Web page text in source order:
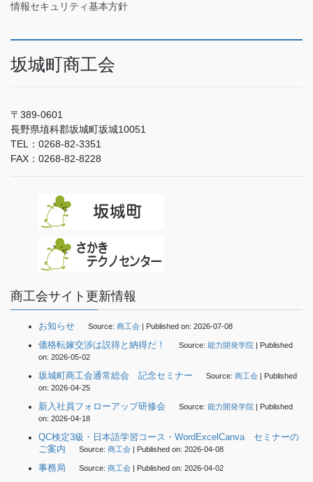
情報セキュリティ基本方針
坂城町商工会
〒389-0601
長野県埴科郡坂城町坂城10051
TEL：0268-82-3351
FAX：0268-82-8228
商工会サイト更新情報
お知らせ Source: 商工会 Published on: 2026-07-08
価格転嫁交渉は説得と納得だ！ Source: 能力開発学院
Published
on: 2026-05-02
坂城町商工会通常総会 記念セミナー Source: 商工会
Published
on: 2026-04-25
新入社員フォローアップ研修会 Source: 能力開発学院
Published
on: 2026-04-18
QC検定3級・日本語学習コース・WordExcelCanva セミナーの
ご案内
Source: 商工会 Published on: 2026-04-08
事務局 Source: 商工会 Published on: 2026-04-02